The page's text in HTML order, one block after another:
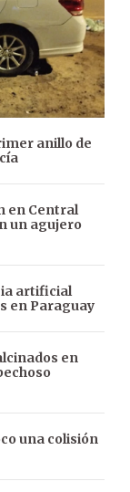
anillo de
en Central
un agujero
artificial
en Paraguay
en
una colisión